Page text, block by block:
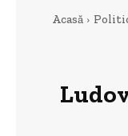
Acasă